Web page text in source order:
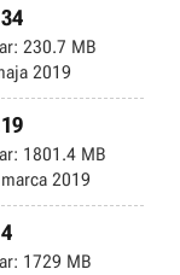
230.7 MB
2019
1801.4 MB
2019
1729 MB